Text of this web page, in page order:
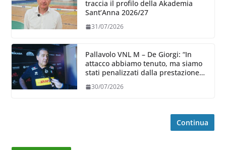
traccia il profilo della Akademia
Sant’Anna 2026/27
31/07/2026
Pallavolo VNL M – De Giorgi: “In
attacco abbiamo tenuto, ma siamo
stati penalizzati dalla prestazione
30/07/2026
Continua